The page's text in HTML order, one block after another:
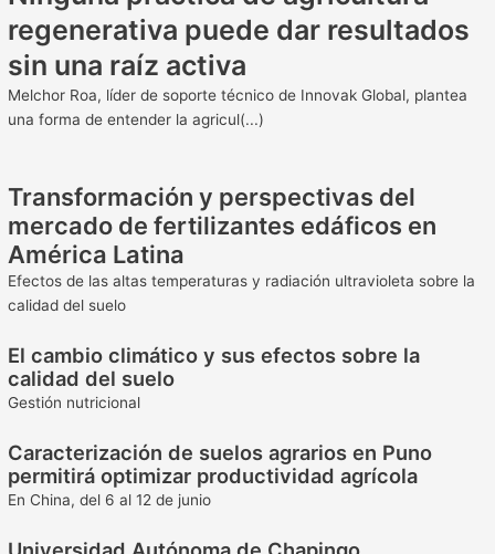
regenerativa puede dar resultados
sin una raíz activa
Melchor Roa, líder de soporte técnico de Innovak Global, plantea
una forma de entender la agricul(...)
Transformación y perspectivas del
mercado de fertilizantes edáficos en
América Latina
Efectos de las altas temperaturas y radiación ultravioleta sobre la
calidad del suelo
El cambio climático y sus efectos sobre la
calidad del suelo
Gestión nutricional
Caracterización de suelos agrarios en Puno
permitirá optimizar productividad agrícola
En China, del 6 al 12 de junio